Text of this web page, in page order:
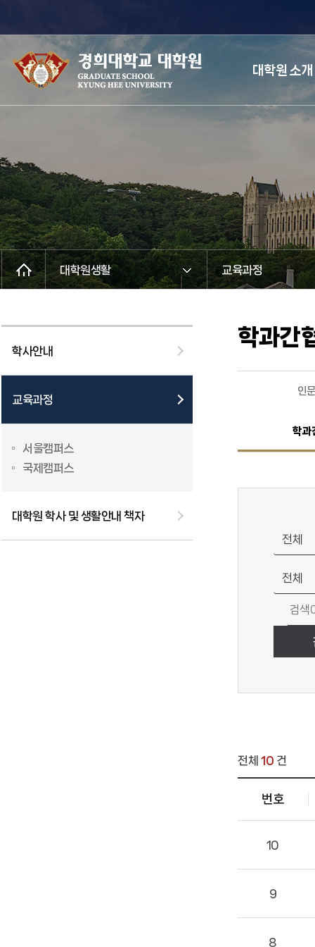
대학원 소개
대학원생활 교육과정
학사안내
교육과정
서울캠퍼스
국제캠퍼스
대학원 학사 및 생활안내 책자
학과간
인
학과
전체 10 건
번호
10
9
8